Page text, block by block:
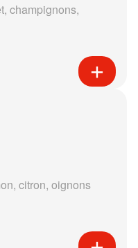
champignons,
citron, oignons